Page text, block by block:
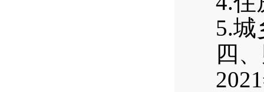
5.
四